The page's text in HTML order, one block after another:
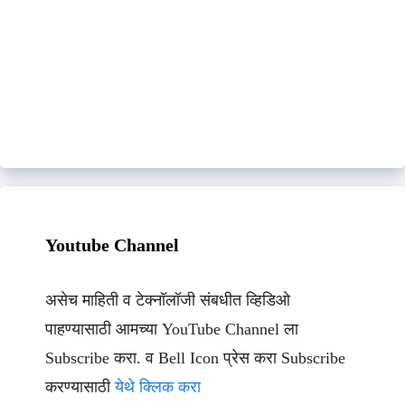
Youtube Channel
असेच माहिती व टेक्नॉलॉजी संबधीत व्हिडिओ
पाहण्यासाठी आमच्या YouTube Channel ला
Subscribe करा. व Bell Icon प्रेस करा Subscribe
करण्यासाठीयेथे क्लिक करा